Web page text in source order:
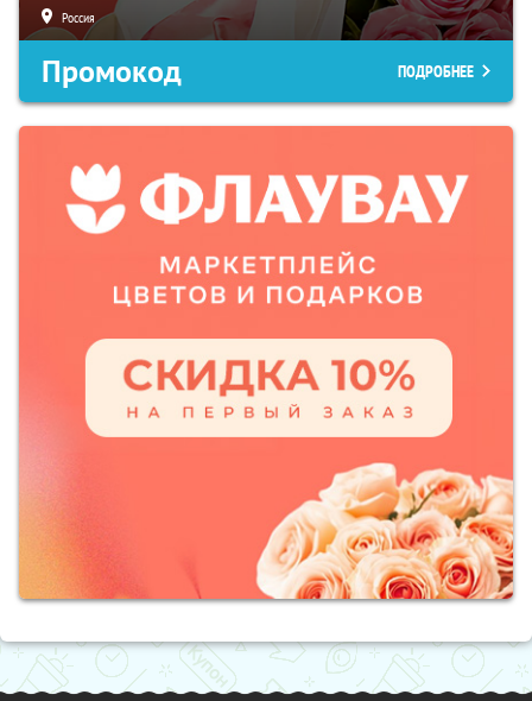
Россия
Промокод ПОДРОБНЕЕ